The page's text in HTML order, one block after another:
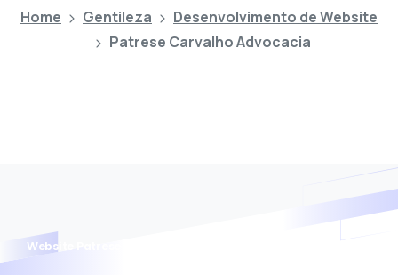
Home Gentileza
Desenvolvimento de Website
Patrese Carvalho Advocacia
Website Patrese Carvalho Advocacia